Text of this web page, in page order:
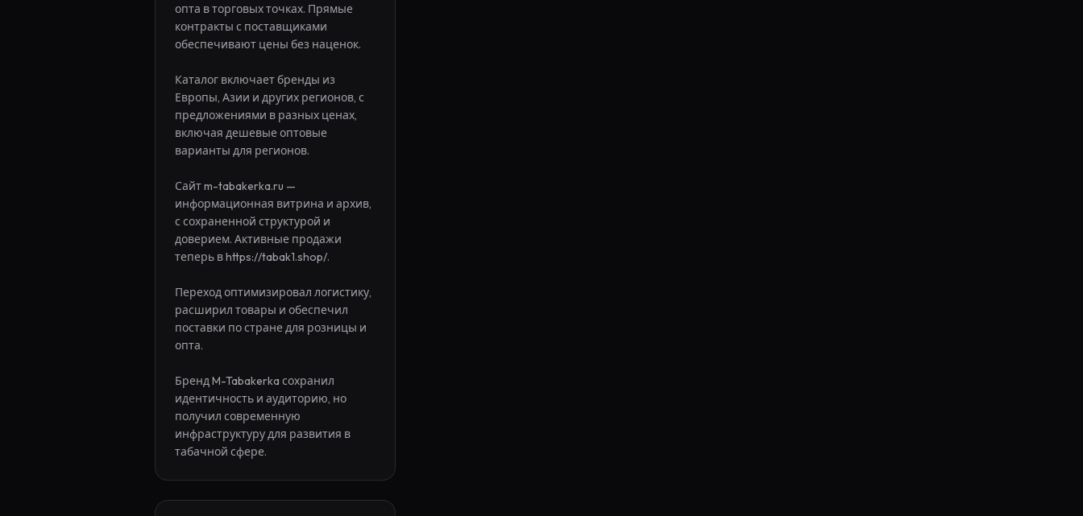
опта в торговых точках. Прямые
контракты с поставщиками
обеспечивают цены без наценок.
Каталог включает бренды из
Европы, Азии и других регионов, с
предложениями в разных ценах,
включая дешевые оптовые
варианты для регионов.
Сайт m-tabakerka.ru —
информационная витрина и архив,
с сохраненной структурой и
доверием. Активные продажи
теперь в https://tabak1.shop/.
Переход оптимизировал логистику,
расширил товары и обеспечил
поставки по стране для розницы и
опта.
Бренд M-Tabakerka сохранил
идентичность и аудиторию, но
получил современную
инфраструктуру для развития в
табачной сфере.